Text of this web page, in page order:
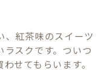
、紅茶味のスイーツ
ラスクです。ついつ
せてもらいます。